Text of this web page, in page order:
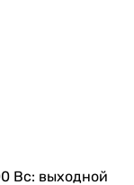
Вс: выходной